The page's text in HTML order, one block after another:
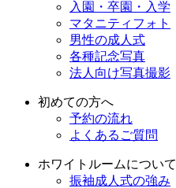
入園・卒園・入学
マタニティフォト
男性の成人式
各種記念写真
法人向け写真撮影
初めての方へ
予約の流れ
よくあるご質問
ホワイトルームについて
振袖成人式の強み